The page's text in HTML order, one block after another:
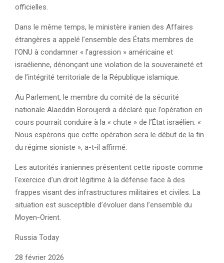
officielles.
Dans le même temps, le ministère iranien des Affaires
étrangères a appelé l’ensemble des États membres de
l’ONU à condamner « l’agression » américaine et
israélienne, dénonçant une violation de la souveraineté et
de l’intégrité territoriale de la République islamique.
Au Parlement, le membre du comité de la sécurité
nationale Alaeddin Boroujerdi a déclaré que l’opération en
cours pourrait conduire à la « chute » de l’État israélien. «
Nous espérons que cette opération sera le début de la fin
du régime sioniste », a-t-il affirmé.
Les autorités iraniennes présentent cette riposte comme
l’exercice d’un droit légitime à la défense face à des
frappes visant des infrastructures militaires et civiles. La
situation est susceptible d’évoluer dans l’ensemble du
Moyen-Orient.
Russia Today
28 février 2026